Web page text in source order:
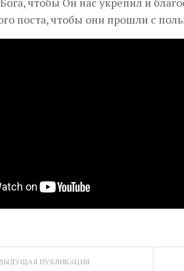
поста, чтобы они прошли с
ПУБЛИКАЦИЯ